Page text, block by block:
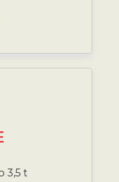
3,5 t